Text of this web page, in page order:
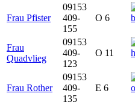
Frau Pfister
09153
409-
155
O 6
Frau
Quadvlieg
09153
409-
123
O 11
Frau Rother
09153
409-
135
E 6